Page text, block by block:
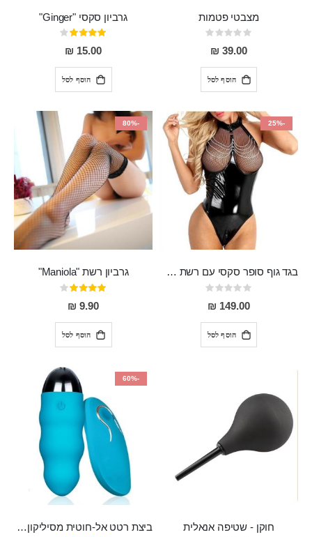
מצבטי פטמות
Rating:
0%
39.00 ₪
הוסף לסל
גרביון סקסי "Ginger"
דירוג:
80%
15.00 ₪
הוסף לסל
-25%
בגד גוף סופר סקסי עם רשת שקופה בחזה ושרשרות מלמעלה וריצרץ מלמטה Pan במפשעה
Rating:
0%
149.00 ₪
הוסף לסל
-80%
גרביון רשת "Maniola"
דירוג:
80%
9.90 ₪
הוסף לסל
חוקן - שטיפה אנאלית
-60%
ביצת רטט אל-חוטית מסיליקון רפואי בגודל של 8 ס"מ ורוחב 3 ס"מ בעלת 20 מהירויות שונות "ENKI"